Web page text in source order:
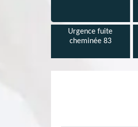
Urgence fuite
cheminée 83